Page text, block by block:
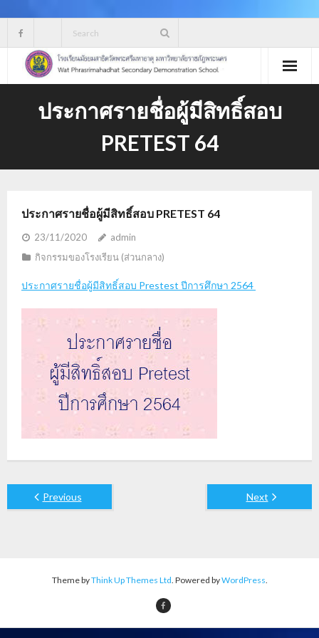
content
ประกาศรายชื่อผู้มีสิทธิ์สอบ
PRETEST 64
ประกาศรายชื่อผู้มีสิทธิ์สอบ PRETEST 64
23/11/2020
admin
กิจกรรมของโรงเรียน (ส่วนกลาง)
ประกาศรายชื่อผู้มีสิทธิ์สอบ Prestest ปีการศึกษา 2564
Previous Next
Theme byThink Up Themes Ltd. Powered byWordPress.